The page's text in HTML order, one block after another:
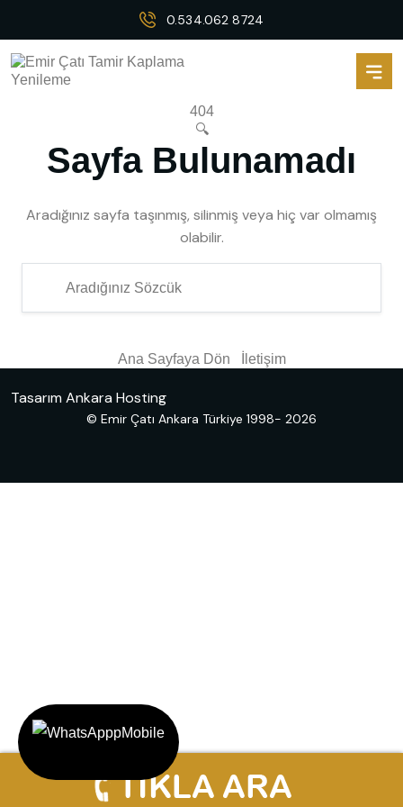
0.534.062 8724
404
🔍
Sayfa Bulunamadı
Aradığınız sayfa taşınmış, silinmiş veya hiç var olmamış
olabilir.
Ana Sayfaya Dön İletişim
Tasarım Ankara Hosting
© Emir Çatı Ankara Türkiye 1998- 2026